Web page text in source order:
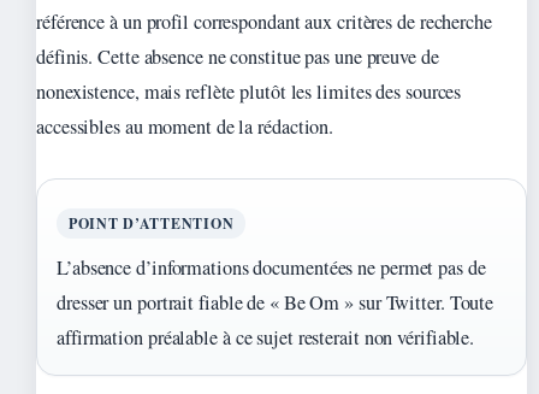
référence à un profil correspondant aux critères de recherche
définis. Cette absence ne constitue pas une preuve de
nonexistence, mais reflète plutôt les limites des sources
accessibles au moment de la rédaction.
POINT D’ATTENTION
L’absence d’informations documentées ne permet pas de
dresser un portrait fiable de « Be Om » sur Twitter. Toute
affirmation préalable à ce sujet resterait non vérifiable.